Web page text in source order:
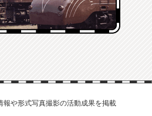
報や形式写真撮影の活動成果を掲載